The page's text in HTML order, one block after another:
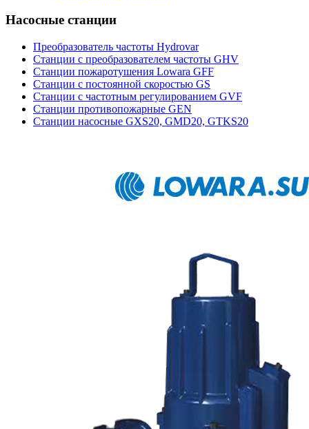
Насосные станции
Преобразователь частоты Hydrovar
Станции с преобразователем частоты GHV
Станции пожаротушения Lowara GFF
Станции с постоянной скоростью GS
Станции с частотным регулированием GVF
Станции противопожарные GEN
Станции насосные GXS20, GMD20, GTKS20